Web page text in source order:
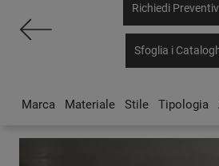
Richiedi
Sfoglia i
Marca Materiale Stile Tipologia